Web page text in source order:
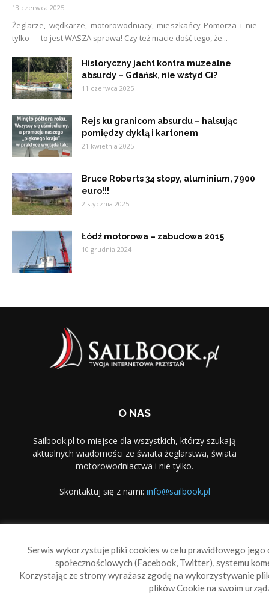
13 czerwca 2025
Żeglarze, wędkarze, motorowodniacy, mieszkańcy Pomorza i nie
tylko — to jest WASZA sprawa! Czy też macie dość tego, że...
Historyczny jacht kontra muzealne
absurdy – Gdańsk, nie wstyd Ci?
11 czerwca 2025
Rejs ku granicom absurdu – halsując
pomiędzy dyktą i kartonem
21 kwietnia 2025
Bruce Roberts 34 stopy, aluminium, 7900
euro!!!
2 stycznia 2025
Łódź motorowa – zabudowa 2015
10 grudnia 2024
O NAS
Sailbook.pl to miejsce dla wszystkich, którzy szukają
aktualnych wiadomości ze świata żeglarstwa, świata
motorowodniactwa i nie tylko.
Skontaktuj się z nami: info@sailbook.pl
Serwis wykorzystuje pliki cookies w celu prawidłowego
społecznościowych (Facebook, Twitter), systemu
Korzystając ze strony wyrażasz zgodę na wykorzystywanie
plików Cookie na swoim